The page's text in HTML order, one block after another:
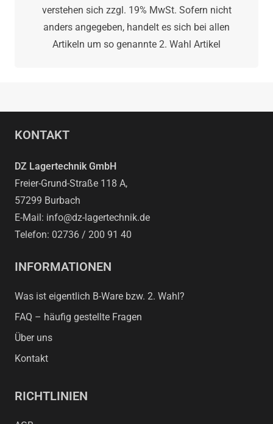
verstehen sich zzgl. 19% MwSt. Sofern nicht
anders angegeben, handelt es sich bei allen
Artikeln um so genannte 2. Wahl Artikel
KONTAKT
DZ Lagertechnik GmbH
Freier-Grund-Straße 118 A,
57299 Burbach
E-Mail: info@dz-lagertechnik.de
Telefon: 02736 / 200 91 40
INFORMATIONEN
Was ist eigentlich B-Ware bzw. 2. Wahl?
FAQ – häufig gestellte Fragen
Über uns
Kontakt
RICHTLINIEN